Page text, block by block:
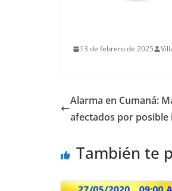
13 de febrero de 2025
Alarma en Cumaná:
afectados por posible
También te